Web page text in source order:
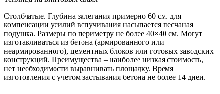
Столбчатые. Глубина залегания примерно 60 см, для
компенсации усилий вспучивания насыпается песчаная
подушка. Размеры по периметру не более 40×40 см. Могут
изготавливаться из бетона (армированного или
неармированного), цементных блоков или готовых заводских
конструкций. Преимущества – наиболее низкая стоимость,
нет необходимости выравнивать площадку. Время
изготовления с учетом застывания бетона не более 14 дней.